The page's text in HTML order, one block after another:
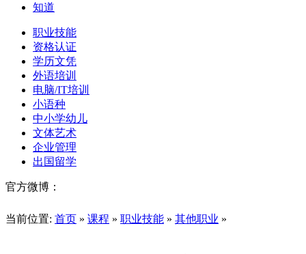
知道
职业技能
资格认证
学历文凭
外语培训
电脑/IT培训
小语种
中小学幼儿
文体艺术
企业管理
出国留学
官方微博：
当前位置: 首页 » 课程 » 职业技能 » 其他职业 »